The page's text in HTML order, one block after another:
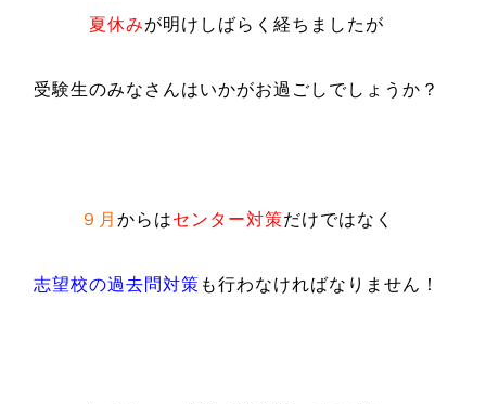
夏休みが明けしばらく経ちましたが
受験生のみなさんはいかがお過ごしでしょうか？
９月 からはセンター対策だけではなく
志望校の過去問対策 も行わなければなりません！